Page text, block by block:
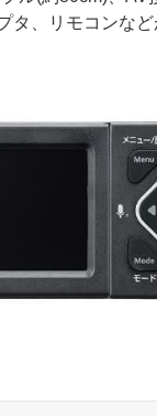
タ、リモコンなど